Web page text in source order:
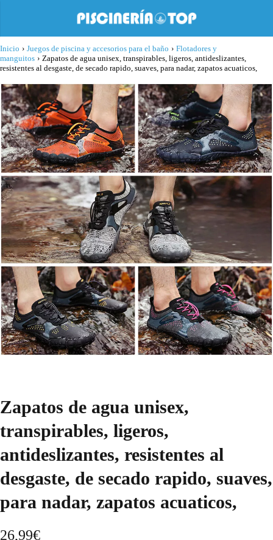
Inicio › Juegos de piscina y accesorios para el baño › Flotadores y
manguitos › Zapatos de agua unisex, transpirables, ligeros, antideslizantes,
resistentes al desgaste, de secado rapido, suaves, para nadar, zapatos acuaticos,
Zapatos de agua unisex,
transpirables, ligeros,
antideslizantes, resistentes al
desgaste, de secado rapido, suaves,
para nadar, zapatos acuaticos,
26,99€